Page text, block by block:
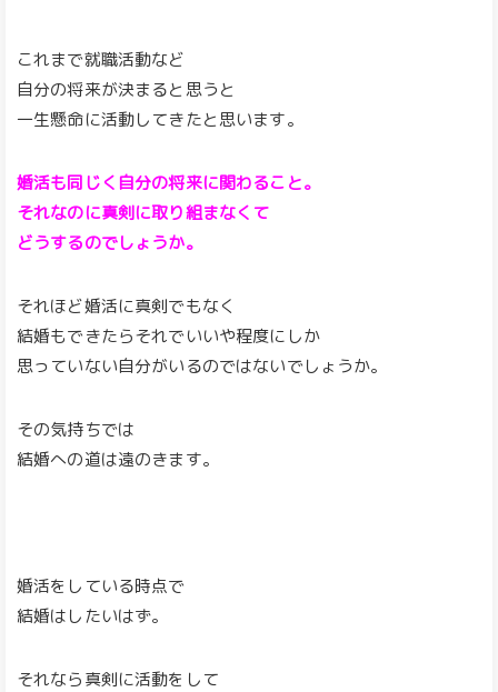
これまで就職活動など
自分の将来が決まると思うと
一生懸命に活動してきたと思います。
婚活も同じく自分の将来に関わること。
それなのに真剣に取り組まなくて
どうするのでしょうか。
それほど婚活に真剣でもなく
結婚もできたらそれでいいや程度にしか
思っていない自分がいるのではないでしょうか。
その気持ちでは
結婚への道は遠のきます。
婚活をしている時点で
結婚はしたいはず。
それなら真剣に活動をして